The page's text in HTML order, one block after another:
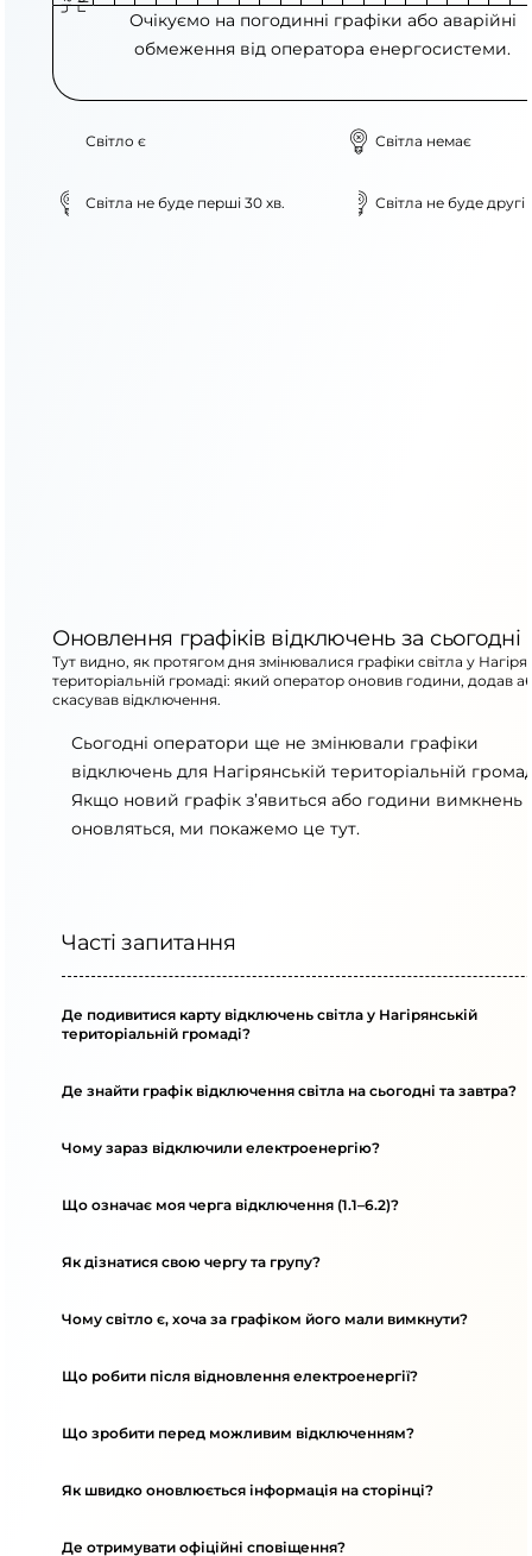
Очікуємо на погодинні графіки або аварійні
обмеження від оператора енергосистеми.
Світло є Світла немає
Світла не буде перші 30 хв. Світла не буде другі
Оновлення графіків відключень за сьогодні
Тут видно, як протягом дня змінювалися графіки світла у
територіальній громаді: який оператор оновив години, додав
скасував відключення.
Сьогодні оператори ще не змінювали графіки
відключень для Нагірянській територіальній
Якщо новий графік з’явиться або години вимкнень
оновляться, ми покажемо це тут.
Часті запитання
Де подивитися карту відключень світла у Нагірянській
територіальній громаді?
Де знайти графік відключення світла на сьогодні та завтра?
Чому зараз відключили електроенергію?
Що означає моя черга відключення (1.1–6.2)?
Як дізнатися свою чергу та групу?
Чому світло є, хоча за графіком його мали вимкнути?
Що робити після відновлення електроенергії?
Що зробити перед можливим відключенням?
Як швидко оновлюється інформація на сторінці?
Де отримувати офіційні сповіщення?